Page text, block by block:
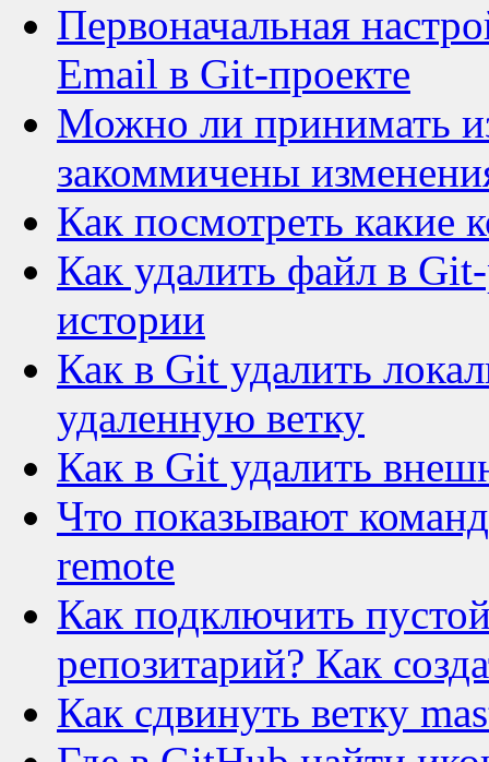
Первоначальная
Email в Git-проекте
Можно ли принимать
закоммичены
Как посмотреть какие
Как удалить файл в
истории
Как в Git удалить
удаленную ветку
Как в Git удалить
Что показывают
remote
Как подключить
репозитарий? Как
Как сдвинуть ветку